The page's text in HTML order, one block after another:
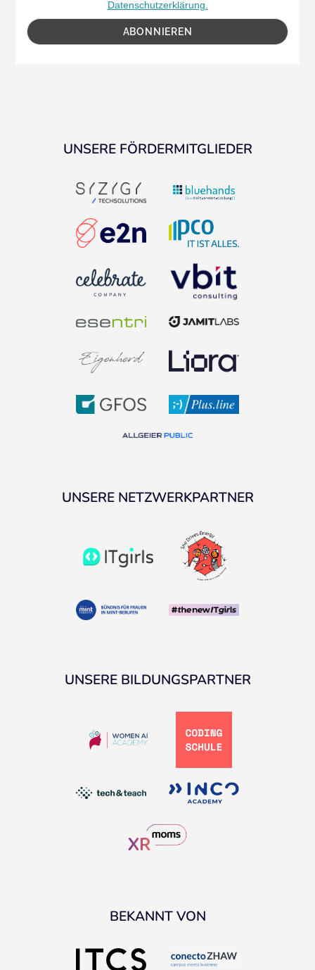
Datenschutzerklärung.
UNSERE FÖRDERMITGLIEDER
UNSERE NETZWERKPARTNER
UNSERE BILDUNGSPARTNER
BEKANNT VON